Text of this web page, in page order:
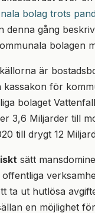
bolag trots
denna gång
bolagen
är
kassakon för
bolaget
3,6 Miljarder till
till drygt 12
sätt
ta ut hutlösa
en möjlighet